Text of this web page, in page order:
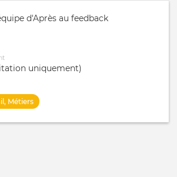
d'Après au feedback
uniquement)
Métiers